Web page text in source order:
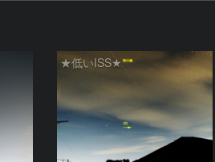
★低いISS★